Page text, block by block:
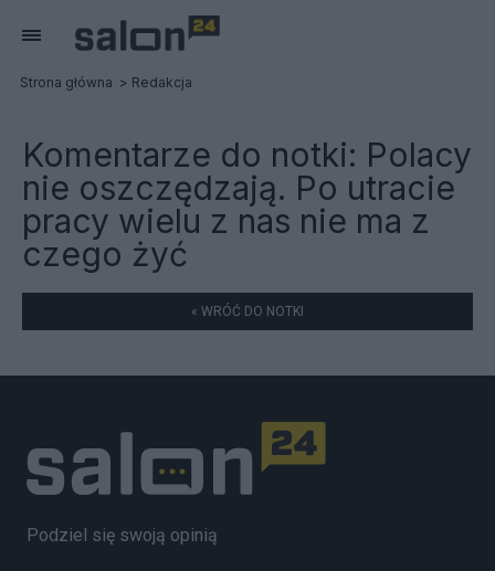
Strona główna Redakcja
Komentarze do notki: Polacy
nie oszczędzają. Po utracie
pracy wielu z nas nie ma z
czego żyć
« WRÓĆ DO NOTKI
Podziel się swoją opinią